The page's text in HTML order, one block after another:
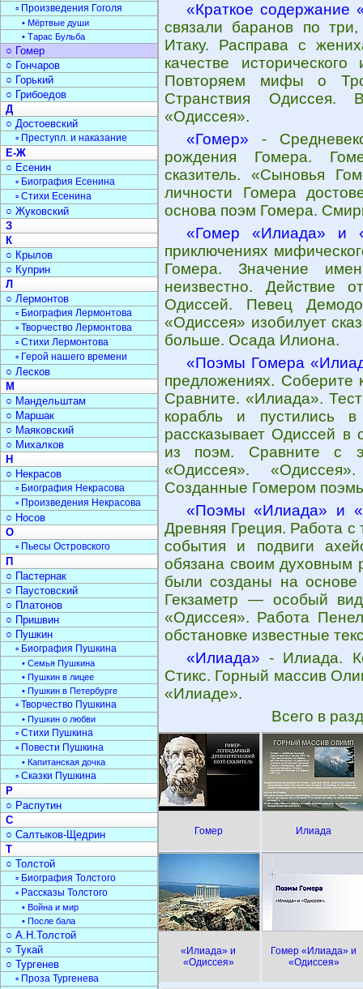
«Краткое содержание
связали баранов по
Итаку. Расправа с
качестве
Повторяем мифы о
Странствия
«Одиссея».
«Гомер» -
рождения Гомера.
сказитель. «Сыновья
личности Гомера
основа поэм Гомера.
«Гомер «Илиада» и
приключениях
Гомера. Значение
неизвестно. Действие
Одиссей. Певец
«Одиссея» изобилует
больше. Осада Илиона.
«Поэмы Гомера
предложениях.
Сравните. «Илиада».
корабль и пустились
рассказывает Одиссей в
из поэм. Сравните с
«Одиссея».
Созданные Гомером
«Поэмы «Илиада» и
Древняя Греция. Работа
события и подвиги
обязана своим духовным
были созданы на основе
Гекзаметр — особый
«Одиссея». Работа
обстановке известные
«Илиада» - Илиада.
Стикс. Горный массив
«Илиаде».
Всего в
Гомер Илиада
«Илиада» и
«Одиссея»
Гомер «Илиада» и
«Одиссея»
▫ Произведения Гоголя
• Мёртвые души
• Тарас Бульба
○ Гомер
○ Гончаров
○ Горький
○ Грибоедов
Д
○ Достоевский
▫ Преступл. и наказание
Е-Ж
○ Есенин
▫ Биография Есенина
▫ Стихи Есенина
○ Жуковский
З
К
○ Крылов
○ Куприн
Л
○ Лермонтов
▫ Биография Лермонтова
▫ Творчество Лермонтова
▫ Стихи Лермонтова
▫ Герой нашего времени
○ Лесков
М
○ Мандельштам
○ Маршак
○ Маяковский
○ Михалков
Н
○ Некрасов
▫ Биография Некрасова
▫ Произведения Некрасова
○ Носов
О
▫ Пьесы Островского
П
○ Пастернак
○ Паустовский
○ Платонов
○ Пришвин
○ Пушкин
▫ Биография Пушкина
• Семья Пушкина
• Пушкин в лицее
• Пушкин в Петербурге
▫ Творчество Пушкина
• Пушкин о любви
▫ Стихи Пушкина
▫ Повести Пушкина
• Капитанская дочка
▫ Сказки Пушкина
Р
○ Распутин
С
○ Салтыков-Щедрин
Т
○ Толстой
▫ Биография Толстого
▫ Рассказы Толстого
• Война и мир
• После бала
○ А.Н.Толстой
○ Тукай
○ Тургенев
▫ Проза Тургенева